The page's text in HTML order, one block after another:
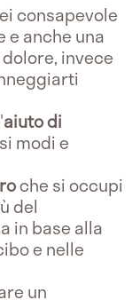
consapevole
anche una
invece
aiuto di
modi e
che si occupi
del
in base alla
e nelle
un